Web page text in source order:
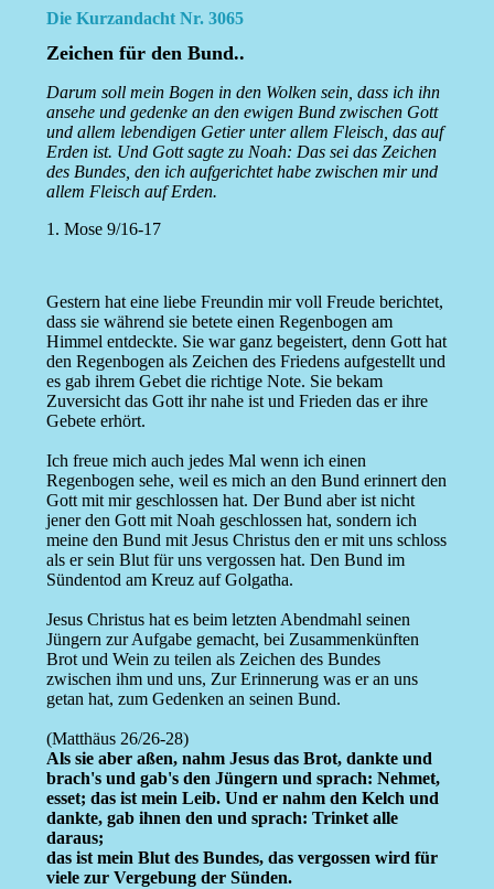
Die Kurzandacht Nr. 3065
Zeichen für den Bund..
Darum soll mein Bogen in den Wolken sein, dass ich ihn
ansehe und gedenke an den ewigen Bund zwischen Gott
und allem lebendigen Getier unter allem Fleisch, das auf
Erden ist. Und Gott sagte zu Noah: Das sei das Zeichen
des Bundes, den ich aufgerichtet habe zwischen mir und
allem Fleisch auf Erden.
1. Mose 9/16-17
Gestern hat eine liebe Freundin mir voll Freude berichtet,
dass sie während sie betete einen Regenbogen am
Himmel entdeckte. Sie war ganz begeistert, denn Gott hat
den Regenbogen als Zeichen des Friedens aufgestellt und
es gab ihrem Gebet die richtige Note. Sie bekam
Zuversicht das Gott ihr nahe ist und Frieden das er ihre
Gebete erhört.
Ich freue mich auch jedes Mal wenn ich einen
Regenbogen sehe, weil es mich an den Bund erinnert den
Gott mit mir geschlossen hat. Der Bund aber ist nicht
jener den Gott mit Noah geschlossen hat, sondern ich
meine den Bund mit Jesus Christus den er mit uns schloss
als er sein Blut für uns vergossen hat. Den Bund im
Sündentod am Kreuz auf Golgatha.
Jesus Christus hat es beim letzten Abendmahl seinen
Jüngern zur Aufgabe gemacht, bei Zusammenkünften
Brot und Wein zu teilen als Zeichen des Bundes
zwischen ihm und uns, Zur Erinnerung was er an uns
getan hat, zum Gedenken an seinen Bund.
(Matthäus 26/26-28)
Als sie aber aßen, nahm Jesus das Brot, dankte und
brach's und gab's den Jüngern und sprach: Nehmet,
esset; das ist mein Leib. Und er nahm den Kelch und
dankte, gab ihnen den und sprach: Trinket alle
daraus;
das ist mein Blut des Bundes, das vergossen wird für
viele zur Vergebung der Sünden.